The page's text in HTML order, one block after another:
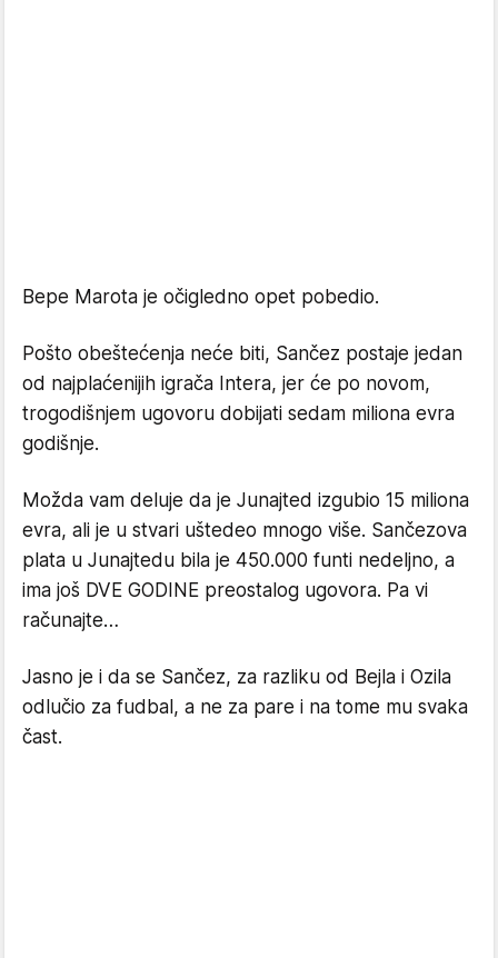
Bepe Marota je očigledno opet pobedio.
Pošto obeštećenja neće biti, Sančez postaje jedan
od najplaćenijih igrača Intera, jer će po novom,
trogodišnjem ugovoru dobijati sedam miliona evra
godišnje.
Možda vam deluje da je Junajted izgubio 15 miliona
evra, ali je u stvari uštedeo mnogo više. Sančezova
plata u Junajtedu bila je 450.000 funti nedeljno, a
ima još DVE GODINE preostalog ugovora. Pa vi
računajte…
Jasno je i da se Sančez, za razliku od Bejla i Ozila
odlučio za fudbal, a ne za pare i na tome mu svaka
čast.